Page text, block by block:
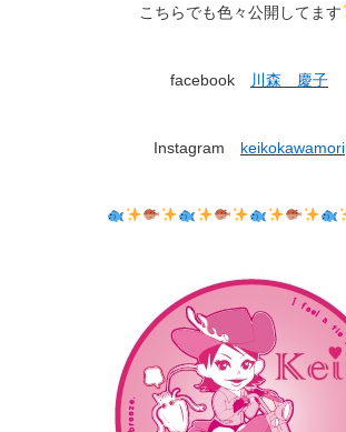
こちらでも色々公開してます
facebook 川森 慶子
Instagram keikokawamori